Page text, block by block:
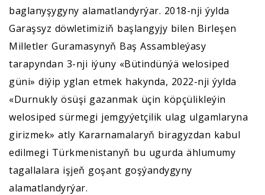
baglanyşygyny alamatlandyrýar. 2018-nji ýylda
Garaşsyz döwletimiziň başlangyjy bilen Birleşen
Milletler Guramasynyň Baş Assambleýasy
tarapyndan 3-nji iýuny «Bütindünýä welosiped
güni» diýip yglan etmek hakynda, 2022-nji ýylda
«Durnukly ösüşi gazanmak üçin köpçülikleýin
welosiped sürmegi jemgyýetçilik ulag ulgamlaryna
girizmek» atly Kararnamalaryň biragyzdan kabul
edilmegi Türkmenistanyň bu ugurda ählumumy
tagallalara işjeň goşant goşýandygyny
alamatlandyrýar.